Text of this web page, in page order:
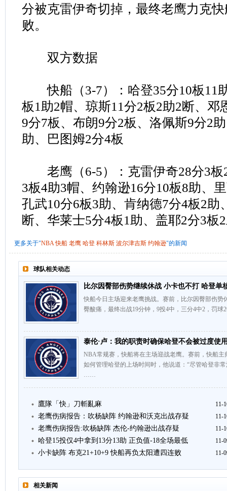
分被克雷伊奇切掉，最终老鹰力克
败。
双方数据
快船（3-7）：哈登35分10板11
板1助2帽、琼斯11分2板2助2断、邓
9分7板、布朗9分2板、洛佩斯9分2
助、巴图姆2分4板
老鹰（6-5）：克雷伊奇28分3板
3板4助3帽、约翰逊16分10板8助、
孔武10分6板3助、肯纳德7分4板2助
断、华莱士5分4板1助、盖耶2分3板
更多关于"NBA 快船 老鹰 哈登 科林斯 波尔津吉斯 约翰逊"的新闻
球队相关动态
比尔因臀部伤势继续休战 小卡也不打 哈登单
快船今日主场迎来老鹰挑战。赛前，比尔因臀部伤
臀酸痛，最终出战19分钟，9投4中，三分4中2，罚
泰伦·卢：我的职责时确保哈登不会被过度使
NBA常规赛，快船将在主场迎战老鹰。赛前，快船
如何管理哈登的上场时间时，他说道：“尽管哈登非
……
鷹隊「快」刀斬亂麻 11-
老鹰伤病报告：吹杨缺阵 约翰逊和沃克出战存疑 11-
老鹰伤病报告:吹杨缺阵 杰伦-约翰逊出战存疑 11-
哈登15投仅4中拿到13分13助 正负值-18全场最低 11-
小卡缺阵 布克21+10+9 快船再负太阳遭四连败 11-
相关新闻